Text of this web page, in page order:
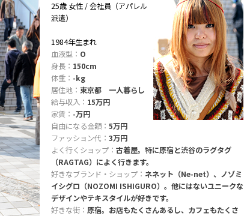
25歳 女性 / 会社員（アパレル
派遣）
1984年生まれ
血液型： O
身長： 150cm
体重： -kg
居住地： 東京都 一人暮らし
給与収入： 15万円
家賃： -万円
自由になる金額： 5万円
ファッション代： 3万円
よく行くショップ： 古着屋。特に原宿と渋谷のラグタグ
（RAGTAG）によく行きます。
好きなブランド・ショップ： ネネット（Ne-net）、ノゾミ
イシグロ（NOZOMI ISHIGURO）。他にはないユニークな
デザインやテキスタイルが好きです。
好きな街： 原宿。お店もたくさんあるし、カフェもたくさ